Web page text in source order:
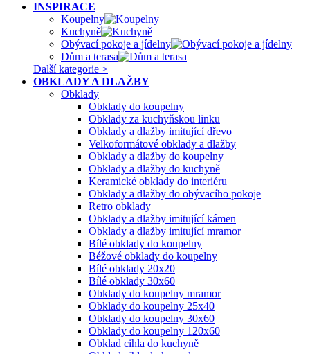
INSPIRACE
Koupelny
Kuchyně
Obývací pokoje a jídelny
Dům a terasa
Další kategorie >
OBKLADY A DLAŽBY
Obklady
Obklady do koupelny
Obklady za kuchyňskou linku
Obklady a dlažby imitující dřevo
Velkoformátové obklady a dlažby
Obklady a dlažby do koupelny
Obklady a dlažby do kuchyně
Keramické obklady do interiéru
Obklady a dlažby do obývacího pokoje
Retro obklady
Obklady a dlažby imitující kámen
Obklady a dlažby imitující mramor
Bílé obklady do koupelny
Béžové obklady do koupelny
Bílé obklady 20x20
Bílé obklady 30x60
Obklady do koupelny mramor
Obklady do koupelny 25x40
Obklady do koupelny 30x60
Obklady do koupelny 120x60
Obklad cihla do kuchyně